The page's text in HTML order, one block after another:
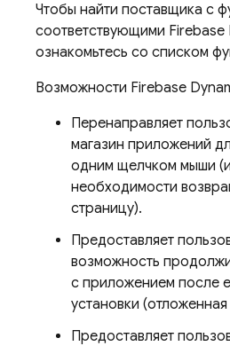
Чтобы найти поставщика с
соответствующими Firebase
ознакомьтесь со списком
Возможности Firebase
Перенаправляет
магазин приложений
одним щелчком мыши
необходимости
страницу).
Предоставляет
возможность
с приложением после
установки
Предоставляет